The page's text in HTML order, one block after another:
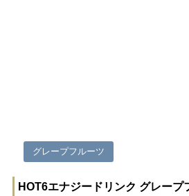
グレープフルーツ
HOT6エナジードリンク グレープ